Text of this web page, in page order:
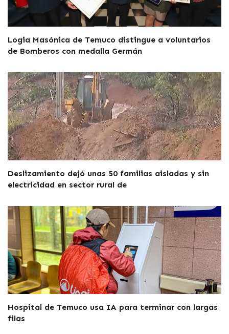
Logia Masónica de Temuco distingue a voluntarios
de Bomberos con medalla Germán
Deslizamiento dejó unas 50 familias aisladas y sin
electricidad en sector rural de
Hospital de Temuco usa IA para terminar con largas
filas